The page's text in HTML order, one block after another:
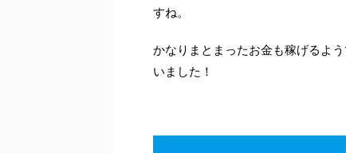
すね。
かなりまとまったお金も稼げるよ
いました！